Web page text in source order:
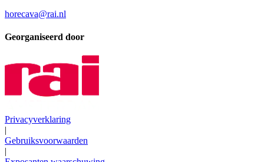
horecava@rai.nl
Georganiseerd door
Privacyverklaring
|
Gebruiksvoorwaarden
|